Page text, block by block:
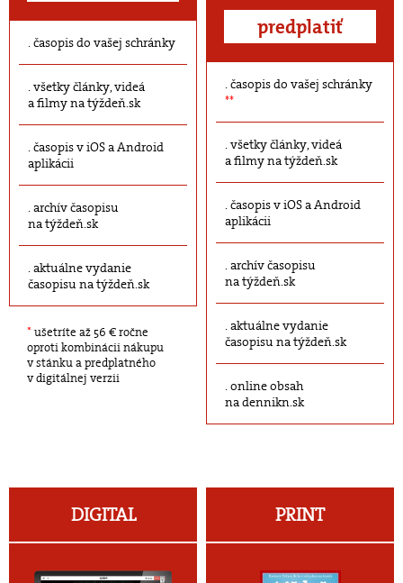
časopis do vašej schránky
všetky články, videá
a filmy na týždeň.sk
časopis v iOS a Android
aplikácii
archív časopisu
na týždeň.sk
aktuálne vydanie
časopisu na týždeň.sk
* ušetríte až 56 € ročne
oproti kombinácii nákupu
v stánku a predplatného
v digitálnej verzii
predplatiť
časopis do vašej schránky
**
všetky články, videá
a filmy na týždeň.sk
časopis v iOS a Android
aplikácii
archív časopisu
na týždeň.sk
aktuálne vydanie
časopisu na týždeň.sk
online obsah
na dennikn.sk
DIGITAL PRINT